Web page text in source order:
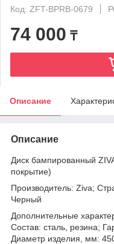
Код: ZFT-BPRB-0679
74 000 ₸
Описание
Описание
Диск бампированный
покрытие)
Производитель: Ziva;
Черный
Дополнительные
Состав: сталь, резина;
Диаметр изделия, мм: